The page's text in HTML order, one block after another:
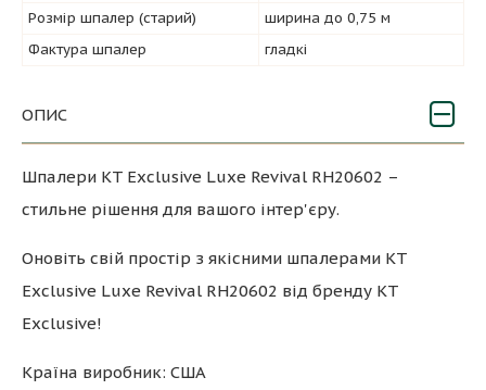
Розмір шпалер (старий)
ширина до 0,75 м
Фактура шпалер
гладкі
ОПИС
Шпалери KT Exclusive Luxe Revival RH20602 –
стильне рішення для вашого інтер'єру.
Оновіть свій простір з якісними шпалерами KT
Exclusive Luxe Revival RH20602 від бренду KT
Exclusive!
Країна виробник: США